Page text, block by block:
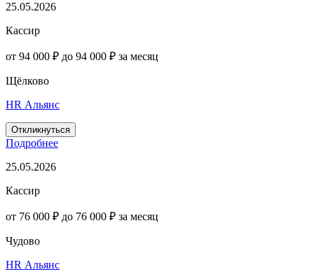
25.05.2026
Кассир
от 94 000 ₽ до 94 000 ₽ за месяц
Щёлково
HR Альянс
Откликнуться
Подробнее
25.05.2026
Кассир
от 76 000 ₽ до 76 000 ₽ за месяц
Чудово
HR Альянс